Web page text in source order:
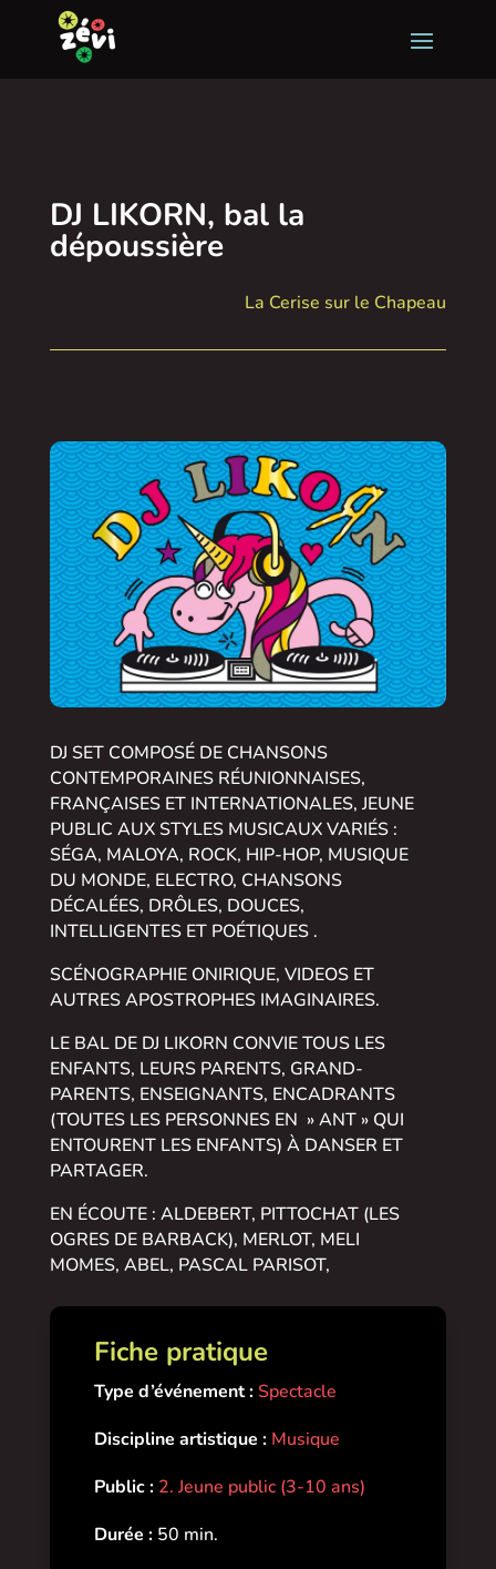
DJ LIKORN, bal la
dépoussière
La Cerise sur le Chapeau
DJ SET COMPOSÉ DE CHANSONS
CONTEMPORAINES RÉUNIONNAISES,
FRANÇAISES ET INTERNATIONALES, JEUNE
PUBLIC AUX STYLES MUSICAUX VARIÉS :
SÉGA, MALOYA, ROCK, HIP-HOP, MUSIQUE
DU MONDE, ELECTRO, CHANSONS
DÉCALÉES, DRÔLES, DOUCES,
INTELLIGENTES ET POÉTIQUES .
SCÉNOGRAPHIE ONIRIQUE, VIDEOS ET
AUTRES APOSTROPHES IMAGINAIRES.
LE BAL DE DJ LIKORN CONVIE TOUS LES
ENFANTS, LEURS PARENTS, GRAND-
PARENTS, ENSEIGNANTS, ENCADRANTS
(TOUTES LES PERSONNES EN » ANT » QUI
ENTOURENT LES ENFANTS) À DANSER ET
PARTAGER.
EN ÉCOUTE : ALDEBERT, PITTOCHAT (LES
OGRES DE BARBACK), MERLOT, MELI
MOMES, ABEL, PASCAL PARISOT,
CIRCUS, PAT JAUNES, EDDY LE
GOOYATSCH, EPIKOI ENKOR, ZUT, HENRI
DES ET LES ZINZINS, MARRE MOTS,
NAJETTE, SERGIO DEL VILARD, THOMAS
Fiche pratique
Type d’événement :Spectacle
Discipline artistique : Musique
Public : 2. Jeune public (3-10 ans)
Durée : 50 min.